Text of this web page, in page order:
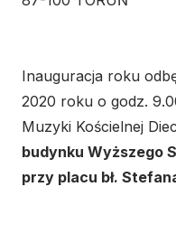
Inauguracja roku
2020 roku o godz.
Muzyki Kościelnej
budynku Wyższego
przy placu bł.